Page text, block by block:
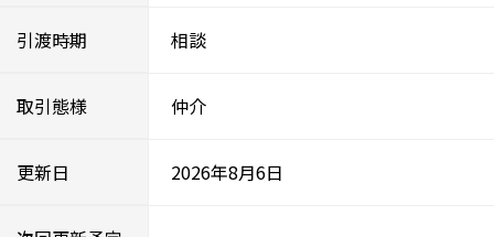
引渡時期 相談
取引態様 仲介
更新日 2026年8月6日